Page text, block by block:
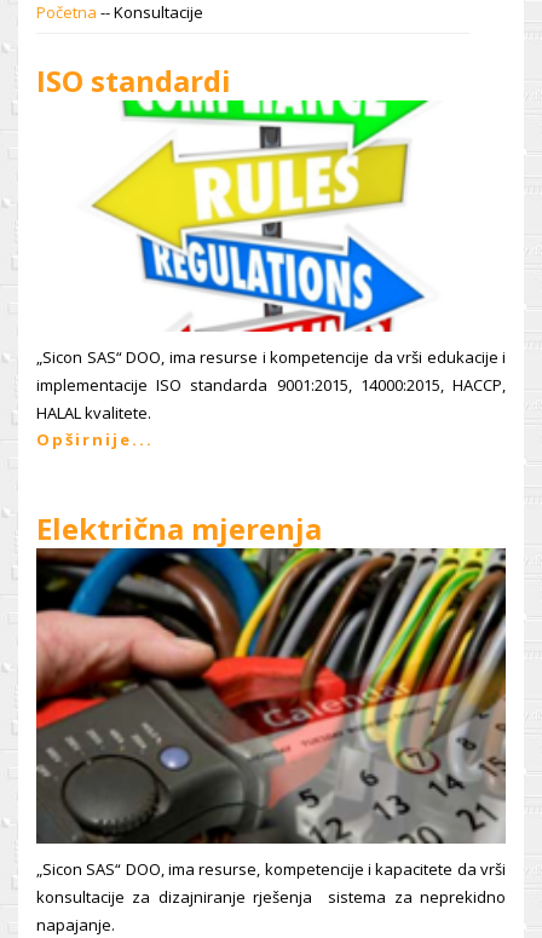
Početna --Konsultacije
ISO standardi
„Sicon SAS“ DOO, ima resurse i kompetencije da vrši edukacije i
implementacije ISO standarda 9001:2015, 14000:2015, HACCP,
HALAL kvalitete.
Opširnije...
Električna mjerenja
„Sicon SAS“ DOO, ima resurse, kompetencije i kapacitete da vrši
konsultacije za dizajniranje rješenja sistema za neprekidno
napajanje.